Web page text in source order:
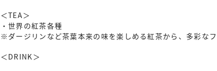
＜TEA＞
・世界の紅茶各種
※ダージリンなど茶葉本来の味を楽しめる紅茶から、多彩な
＜DRINK＞